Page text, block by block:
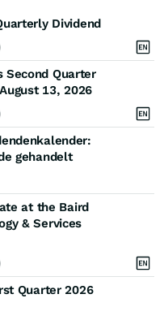
Dividend
Second Quarter
13, 2026
gehandelt
at the Baird
& Services
Quarter 2026